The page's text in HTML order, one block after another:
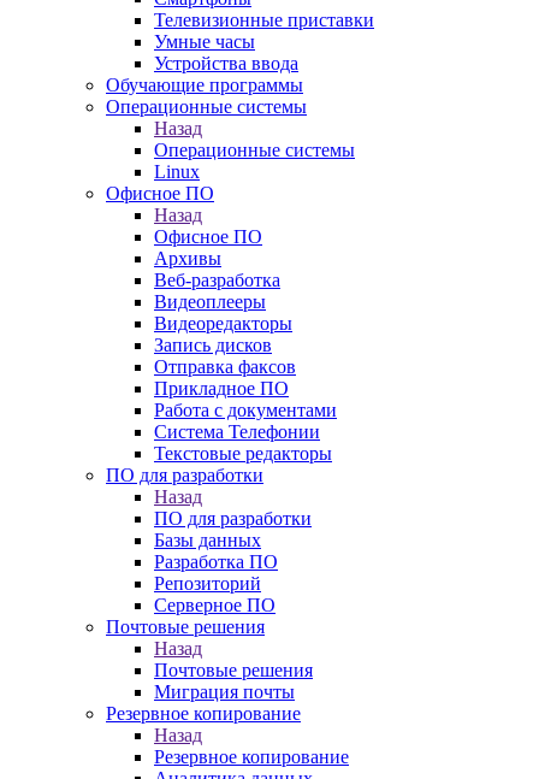
Телевизионные приставки
Умные часы
Устройства ввода
Обучающие программы
Операционные системы
Назад
Операционные системы
Linux
Офисное ПО
Назад
Офисное ПО
Архивы
Веб-разработка
Видеоплееры
Видеоредакторы
Запись дисков
Отправка факсов
Прикладное ПО
Работа с документами
Система Телефонии
Текстовые редакторы
ПО для разработки
Назад
ПО для разработки
Базы данных
Разработка ПО
Репозиторий
Серверное ПО
Почтовые решения
Назад
Почтовые решения
Миграция почты
Резервное копирование
Назад
Резервное копирование